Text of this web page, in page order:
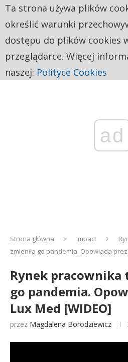
ad
Strona główna Impact
zmieniła go pandemia. Opowiada
Rynek pracownika
go pandemia.
Lux Med [WIDEO]
przez Magdalena Borodziewicz
Ta strona używa plików
określić warunki
dostępu do plików cookies
przeglądarce. Więcej
naszej: Polityce Cookies